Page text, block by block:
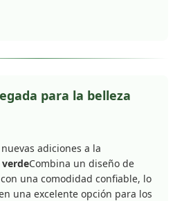
para la belleza
adiciones a la
verdeCombina un diseño de
una comodidad confiable, lo
una excelente opción para los